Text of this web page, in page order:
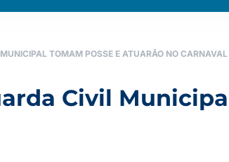
TOMAM POSSE E ATUARÃO NO CARNAVAL
Civil